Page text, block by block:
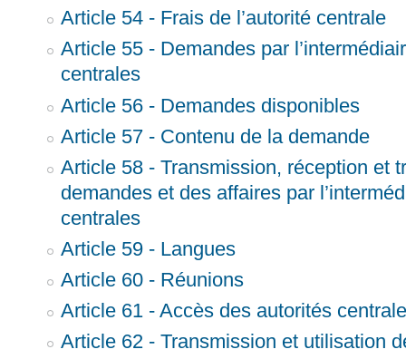
Article 54 - Frais de l’autorité centrale
Article 55 - Demandes par
centrales
Article 56 - Demandes disponibles
Article 57 - Contenu de la demande
Article 58 - Transmission, réception et
demandes et des affaires par
centrales
Article 59 - Langues
Article 60 - Réunions
Article 61 - Accès des autorités
Article 62 - Transmission et utilisation